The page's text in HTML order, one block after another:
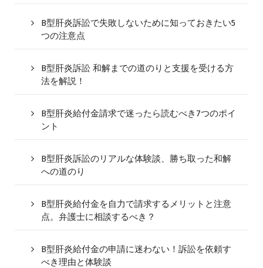
B型肝炎訴訟で失敗しないために知っておきたい5
つの注意点
B型肝炎訴訟 和解までの道のりと支援を受ける方
法を解説！
B型肝炎給付金請求で迷ったら読むべき7つのポイ
ント
B型肝炎訴訟のリアルな体験談、勝ち取った和解
への道のり
B型肝炎給付金を自力で請求するメリットと注意
点。弁護士に相談するべき？
B型肝炎給付金の申請に迷わない！訴訟を依頼す
べき理由と体験談